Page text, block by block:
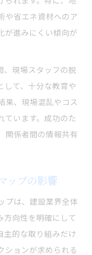
や省エネ資材へのア
が進みにくい傾向が
、現場スタッフの脱
して、十分な教育や
果、現場混乱やコス
ています。成功のた
関係者間の情報共有
ップの影響
プは、建設業界全体
方向性を明確にして
主的な取り組みだけ
ションが求められる